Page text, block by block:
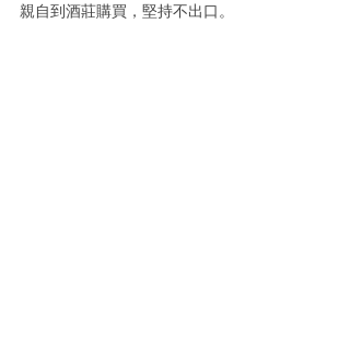
親自到酒莊購買，堅持不出口。